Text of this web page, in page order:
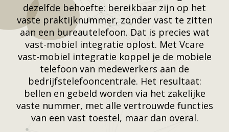
dezelfde behoefte: bereikbaar zijn op het
vaste praktijknummer, zonder vast te zitten
aan een bureautelefoon. Dat is precies wat
vast-mobiel integratie oplost. Met Vcare
vast-mobiel integratie koppel je de mobiele
telefoon van medewerkers aan de
bedrijfstelefooncentrale. Het resultaat:
bellen en gebeld worden via het zakelijke
vaste nummer, met alle vertrouwde functies
van een vast toestel, maar dan overal.